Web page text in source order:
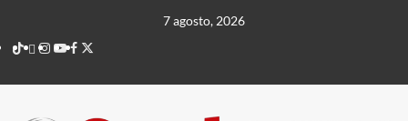
contenido
7 agosto, 2026
TikTok
threads
Instagram
Youtube
Facebook
X